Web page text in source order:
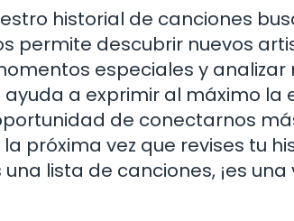
historial de canciones
permite descubrir nuevos
especiales y
ayuda a exprimir al máximo
de conectarnos
próxima vez que revises tu
lista de canciones, ¡es